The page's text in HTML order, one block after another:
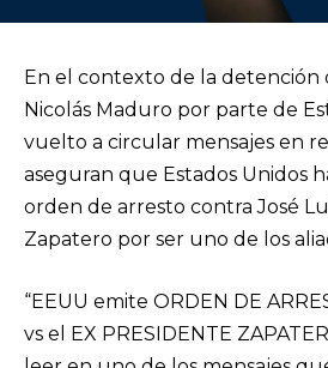
En el contexto de la detención
Nicolás Maduro por parte de
vuelto a circular mensajes en
aseguran que Estados Unidos
orden de arresto contra José
Zapatero por ser uno de los
“EEUU emite ORDEN DE
vs el EX PRESIDENTE